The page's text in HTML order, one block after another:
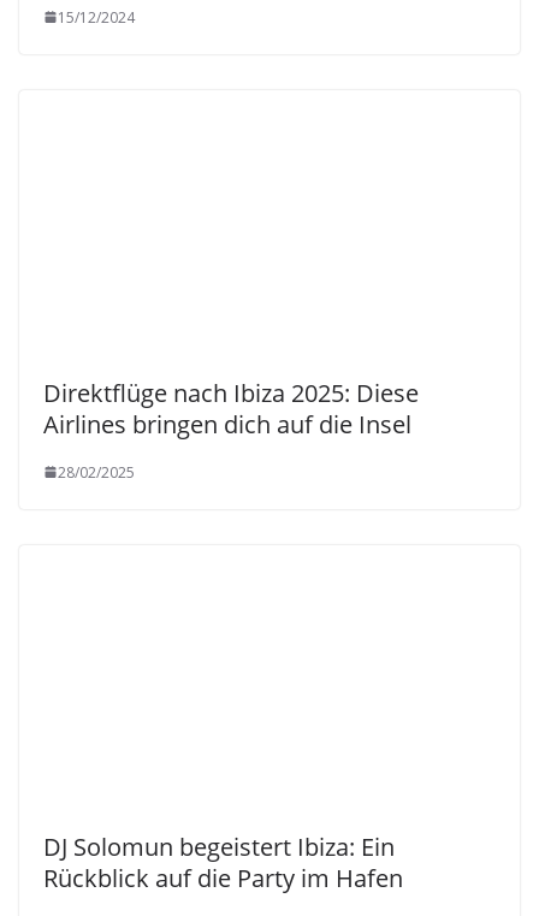
15/12/2024
Direktflüge nach Ibiza 2025: Diese
Airlines bringen dich auf die Insel
28/02/2025
DJ Solomun begeistert Ibiza: Ein
Rückblick auf die Party im Hafen